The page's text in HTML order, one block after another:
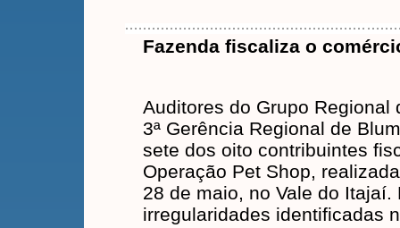
Fazenda fiscaliza o
Auditores do Grupo Regional
3ª Gerência Regional de
sete dos oito contribuintes
Operação Pet Shop,
28 de maio, no Vale do Itajaí.
irregularidades identificadas